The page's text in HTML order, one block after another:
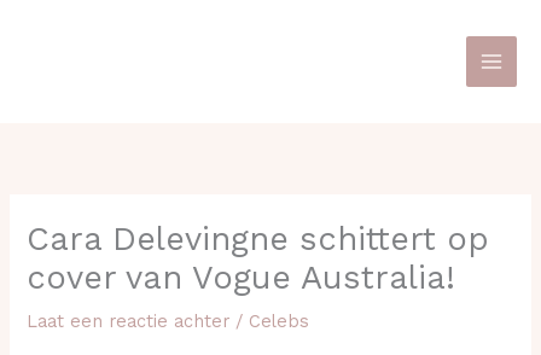
Cara Delevingne schittert op
cover van Vogue Australia!
Laat een reactie achter / Celebs